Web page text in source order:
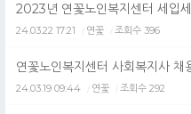
2023년 연꽃노인복지센터 세입
24.03.22 17:21 연꽃 조회수 396
연꽃노인복지센터 사회복지사 채
24.03.19 09:44 연꽃 조회수 292